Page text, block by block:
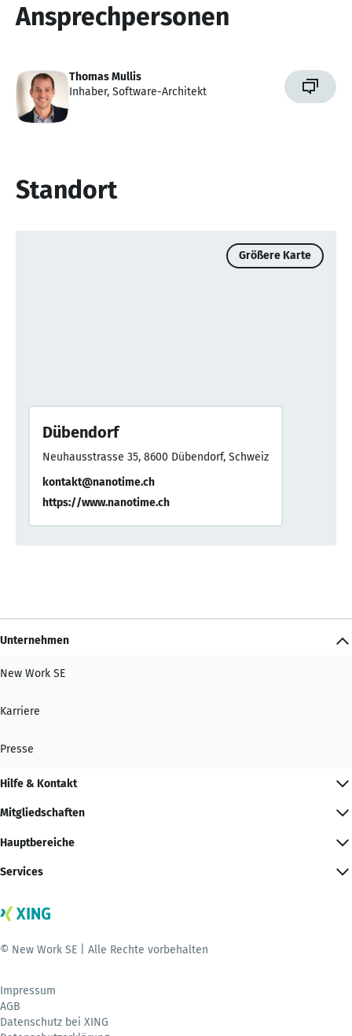
Ansprechpersonen
Thomas Mullis
Inhaber, Software-Architekt
Standort
Größere Karte
Dübendorf
Neuhausstrasse 35, 8600 Dübendorf, Schweiz
kontakt@nanotime.ch
https://www.nanotime.ch
Unternehmen
New Work SE
Karriere
Presse
Hilfe & Kontakt
Mitgliedschaften
Hauptbereiche
Services
© New Work SE | Alle Rechte vorbehalten
Impressum
AGB
Datenschutz bei XING